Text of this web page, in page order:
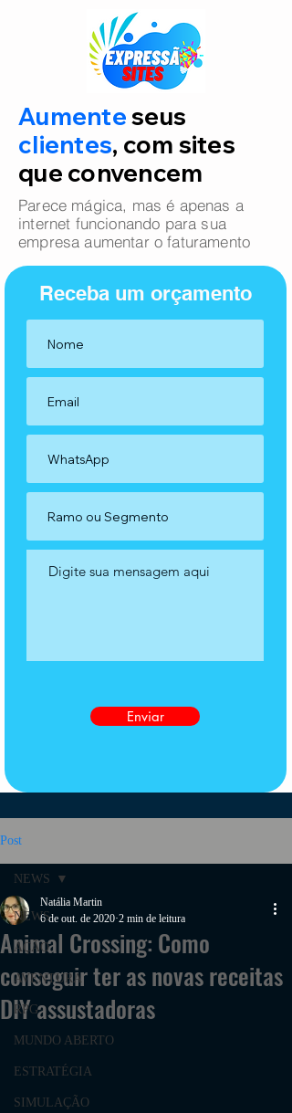
Aumenteseus
clientes, com sites
que convencem
Parece mágica, mas é apenas a
internet funcionando para sua
empresa aumentar o faturamento
Receba um orçamento
Enviar
Post
NEWS
AÇÃO
AVENTURA
RPG
MUNDO ABERTO
ESTRATÉGIA
SIMULAÇÃO
NEWS
Animal Crossing: Como
conseguir ter as novas receitas
DIY assustadoras
Natália Martin
6 de out. de 2020 2 min de leitura